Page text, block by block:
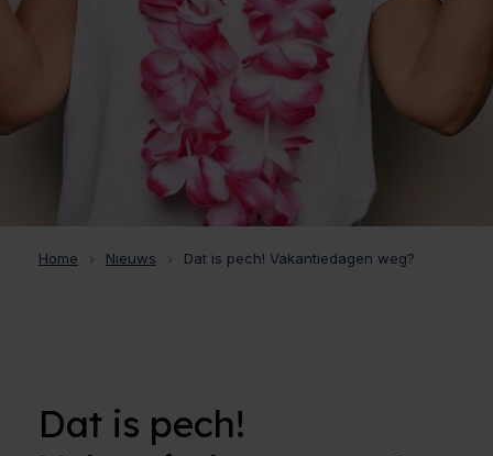
Home Nieuws Dat is pech! Vakantiedagen weg?
Dat is pech!